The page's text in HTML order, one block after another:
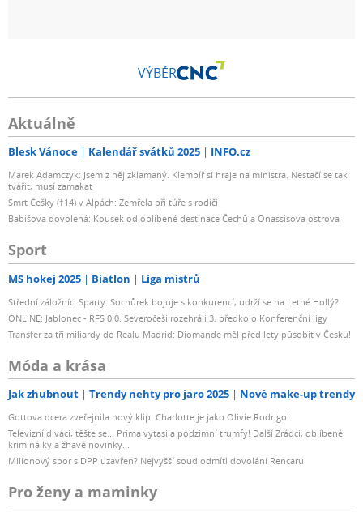
VÝBĚR
Aktuálně
Blesk Vánoce Kalendář svátků 2025 INFO.cz
Marek Adamczyk: Jsem z něj zklamaný. Klempíř si hraje na ministra. Nestačí se tak
tvářit, musí zamakat
Smrt Češky (†14) v Alpách: Zemřela při túře s rodiči
Babišova dovolená: Kousek od oblíbené destinace Čechů a Onassisova ostrova
Sport
MS hokej 2025 Biatlon Liga mistrů
Střední záložníci Sparty: Sochůrek bojuje s konkurencí, udrží se na Letné Hollý?
ONLINE: Jablonec - RFS 0:0. Severočeši rozehráli 3. předkolo Konferenční ligy
Transfer za tři miliardy do Realu Madrid: Diomande měl před lety působit v Česku!
Móda a krása
Jak zhubnout Trendy nehty pro jaro 2025 Nové make-up trendy
Gottova dcera zveřejnila nový klip: Charlotte je jako Olivie Rodrigo!
Televizní diváci, těšte se... Prima vytasila podzimní trumfy! Další Zrádci, oblíbené
kriminálky a žhavé novinky...
Milionový spor s DPP uzavřen? Nejvyšší soud odmítl dovolání Rencaru
Pro ženy a maminky